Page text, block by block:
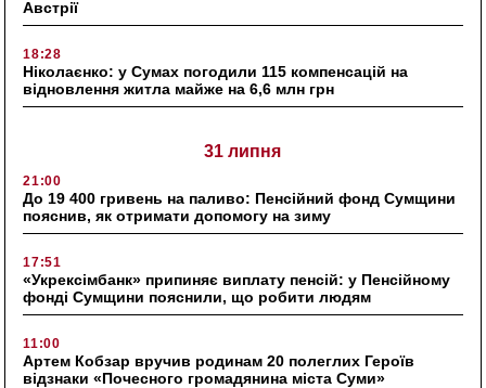
Австрії
18:28
Ніколаєнко: у Сумах погодили 115 компенсацій на
відновлення житла майже на 6,6 млн грн
31 липня
21:00
До 19 400 гривень на паливо: Пенсійний фонд Сумщини
пояснив, як отримати допомогу на зиму
17:51
«Укрексімбанк» припиняє виплату пенсій: у Пенсійному
фонді Сумщини пояснили, що робити людям
11:00
Артем Кобзар вручив родинам 20 полеглих Героїв
відзнаки «Почесного громадянина міста Суми»